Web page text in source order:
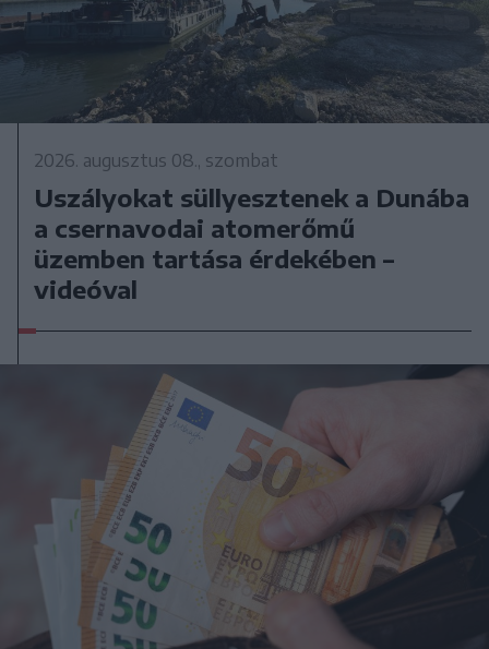
2026. augusztus 08., szombat
Uszályokat süllyesztenek a Dunába
a csernavodai atomerőmű
üzemben tartása érdekében –
videóval